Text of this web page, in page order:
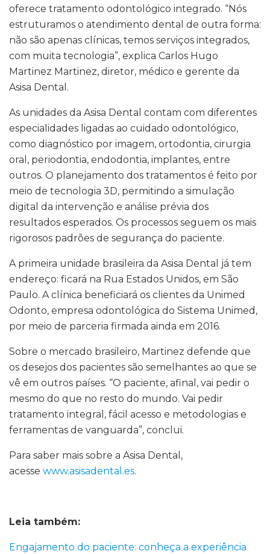
oferece tratamento odontológico integrado. “Nós
estruturamos o atendimento dental de outra forma:
não são apenas clínicas, temos serviços integrados,
com muita tecnologia”, explica Carlos Hugo
Martinez Martinez, diretor, médico e gerente da
Asisa Dental.
As unidades da Asisa Dental contam com diferentes
especialidades ligadas ao cuidado odontológico,
como diagnóstico por imagem, ortodontia, cirurgia
oral, periodontia, endodontia, implantes, entre
outros. O planejamento dos tratamentos é feito por
meio de tecnologia 3D, permitindo a simulação
digital da intervenção e análise prévia dos
resultados esperados. Os processos seguem os mais
rigorosos padrões de segurança do paciente.
A primeira unidade brasileira da Asisa Dental já tem
endereço: ficará na Rua Estados Unidos, em São
Paulo. A clínica beneficiará os clientes da Unimed
Odonto, empresa odontológica do Sistema Unimed,
por meio de parceria firmada ainda em 2016.
Sobre o mercado brasileiro, Martinez defende que
os desejos dos pacientes são semelhantes ao que se
vê em outros países. “O paciente, afinal, vai pedir o
mesmo do que no resto do mundo. Vai pedir
tratamento integral, fácil acesso e metodologias e
ferramentas de vanguarda”, conclui.
Para saber mais sobre a Asisa Dental,
acesse www.asisadental.es.
Leia também:
Engajamento do paciente: conheça a experiência